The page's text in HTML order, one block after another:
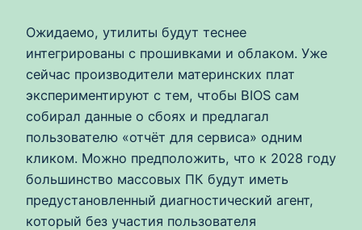
Ожидаемо, утилиты будут теснее
интегрированы с прошивками и облаком. Уже
сейчас производители материнских плат
экспериментируют с тем, чтобы BIOS сам
собирал данные о сбоях и предлагал
пользователю «отчёт для сервиса» одним
кликом. Можно предположить, что к 2028 году
большинство массовых ПК будут иметь
предустановленный диагностический агент,
который без участия пользователя